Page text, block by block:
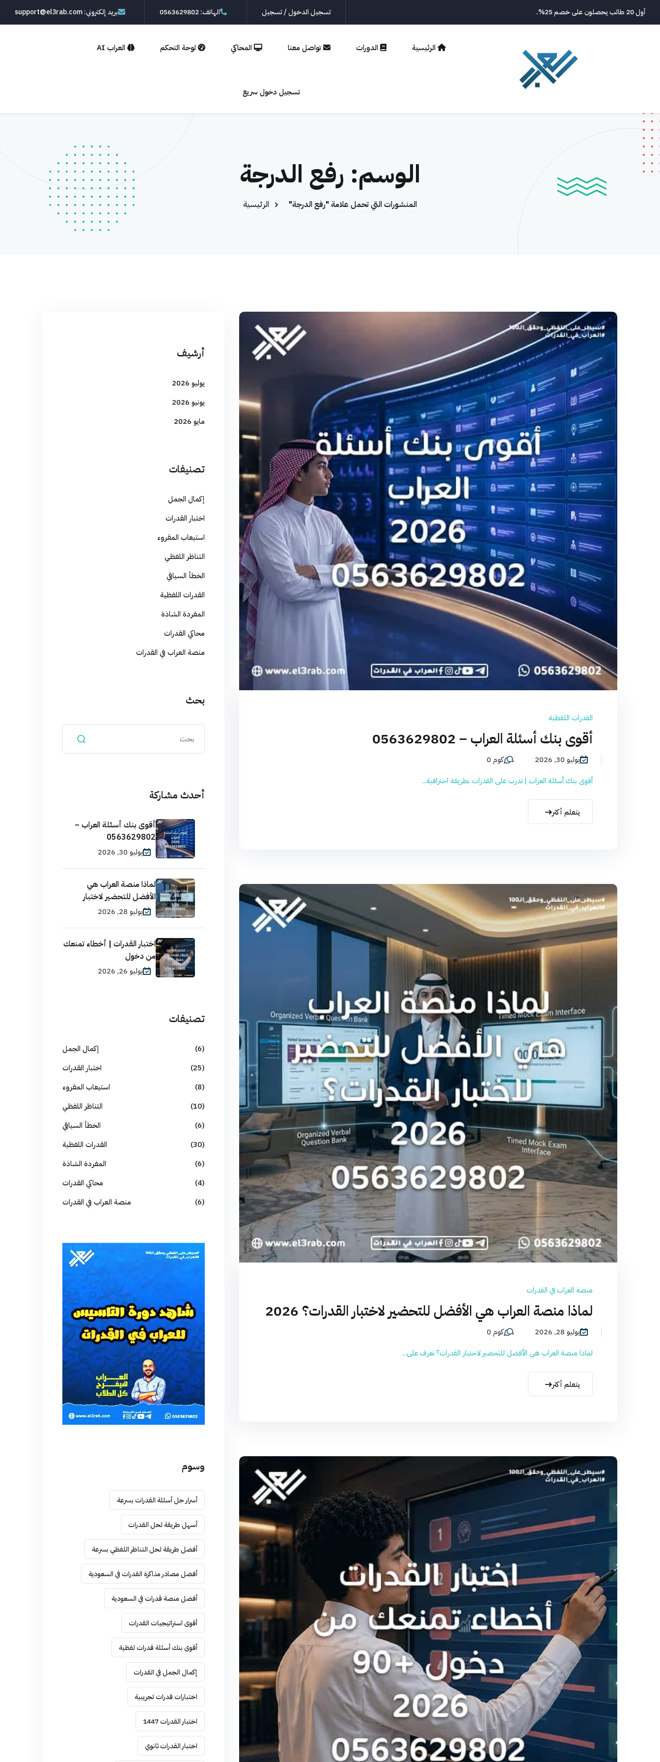
أول 20 طالب يحصلون على خصم 25%. تسجيل الدخول / تسجيل الهاتف: 0563629802 بريد إلكتروني: support@el3rab.com
الرئيسية الدورات تواصل معنا المحاكي لوحة التحكم العراب AI
تسجيل دخول سريع
الوسم: رفع الدرجة
الرئيسية المنشورات التي تحمل علامة "رفع الدرجة"
القدرات اللفظية
أقوى بنك أسئلة العراب – 0563629802
يوليو 30, 2026
كوم 0
أقوى بنك أسئلة العراب | تدرب على القدرات بطريقة احترافية...
يتعلم أكثر
منصة العراب في القدرات
لماذا منصة العراب هي الأفضل للتحضير لاختبار القدرات؟ 2026
يوليو 28, 2026
كوم 0
لماذا منصة العراب هي الأفضل للتحضير لاختبار القدرات؟ تعرف على...
يتعلم أكثر
أرشيف
يوليو 2026
يونيو 2026
مايو 2026
تصنيفات
إكمال الجمل
اختبار القدرات
استيعاب المقروء
التناظر اللفظي
الخطأ السياقي
القدرات اللفظية
المفردة الشاذة
محاكي القدرات
منصة العراب في القدرات
بحث
أحدث مشاركة
أقوى بنك أسئلة العراب –
0563629802
يوليو 30, 2026
لماذا منصة العراب هي
الأفضل للتحضير لاختبار
يوليو 28, 2026
اختبار القدرات | أخطاء تمنعك
من دخول
يوليو 26, 2026
تصنيفات
إكمال الجمل
(6)
اختبار القدرات
(25)
استيعاب المقروء
(8)
التناظر اللفظي
(10)
الخطأ السياقي
(6)
القدرات اللفظية
(30)
المفردة الشاذة
(6)
محاكي القدرات
(4)
منصة العراب في القدرات
(6)
وسوم
أسرار حل أسئلة القدرات بسرعة
أسهل طريقة لحل القدرات
أفضل طريقة لحل التناظر اللفظي بسرعة
أفضل مصادر مذاكرة القدرات في السعودية
أفضل منصة قدرات في السعودية
أقوى استراتيجيات القدرات
أقوى بنك أسئلة قدرات لفظية
إكمال الجمل في القدرات
اختبارات قدرات تجريبية
اختبار القدرات 1447
اختبار القدرات ثانوي